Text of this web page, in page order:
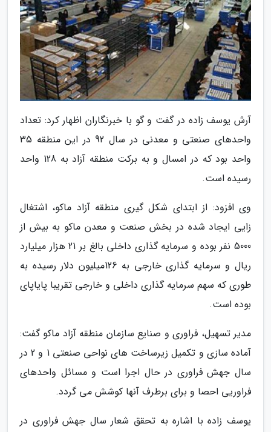
آرش یوسف زاده در گفت و گو با خبرنگاران اظهار کرد: تعداد
واحدهای صنعتی و معدنی در سال 92 در این منطقه 35
واحد بود که در امسال و به برکت منطقه آزاد به 128 واحد
رسیده است.
وی افزود: از ابتدای شکل گیری منطقه آزاد ماکو، اشتغال
زایی ایجاد شده در بخش صنعت و معدن ماکو به بیش از
5000 نفر بوده و سرمایه گذاری داخلی بالغ بر 21 هزار میلیارد
ریال و سرمایه گذاری خارجی به 126میلیون دلار رسیده به
طوری که سهم سرمایه گذاری داخلی و خارجی تقریبا پایاپای
بوده است.
مدیر تسهیل، فراوری و صنایع سازمان منطقه آزاد ماکو گفت:
آماده سازی و تکمیل زیرساخت های نواحی صنعتی 1 و 2 در
سال جهش فراوری در حال اجرا است و مسائل واحدهای
فراوریی احصا و برای برطرف آنها کوشش می گردد.
یوسف زاده با اشاره به تحقق شعار سال جهش فراوری در